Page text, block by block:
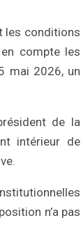
les conditions
compte les
mai 2026, un
de la
intérieur de
n’a pas